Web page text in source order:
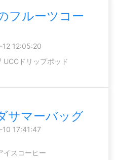
フルーツコー
12:05:20
UCCドリップポッド
サマーバッグ
17:41:47
イスコーヒー